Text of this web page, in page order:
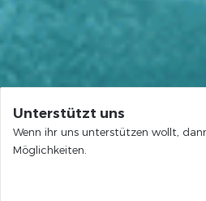
Unterstützt uns
Wenn ihr uns unterstützen wollt,
Möglichkeiten.